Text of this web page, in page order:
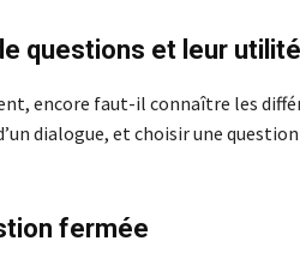
questions et leur utilité
encore faut-il connaître les
dialogue, et choisir une
fermée